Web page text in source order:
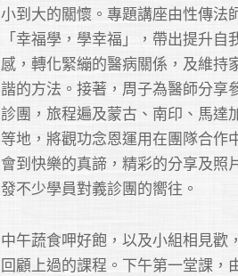
小到大的關懷。專題講座由性傳法
「幸福學，學幸福」，帶出提升自
感，轉化緊繃的醫病關係，及維持
諧的方法。接著，周子為醫師分享
診團，旅程遍及蒙古、南印、馬達
等地，將觀功念恩運用在團隊合作
會到快樂的真諦，精彩的分享及照
發不少學員對義診團的嚮往。
中午蔬食呷好飽，以及小組相見歡
回顧上過的課程。下午第一堂課，